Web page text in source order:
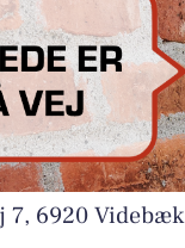
7, 6920 Videbæk